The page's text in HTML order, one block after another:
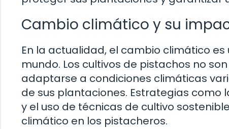
Cambio climático y su
En la actualidad, el cambio climático
mundo. Los cultivos de pistachos no
adaptarse a condiciones climáticas
de sus plantaciones. Estrategias
y el uso de técnicas de cultivo
climático en los pistacheros.